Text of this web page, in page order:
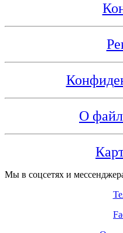
О
Мы в соцсетях и